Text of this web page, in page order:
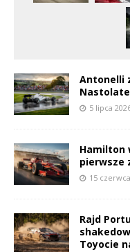
Antonelli
5 lipca
Hamilton
pierwsze
15
Rajd
Toyocie